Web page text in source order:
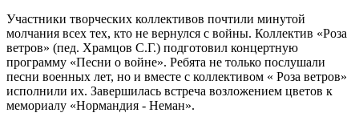
Участники творческих коллективов почтили минутой
молчания всех тех, кто не вернулся с войны. Коллектив «Роза
ветров» (пед. Храмцов С.Г.) подготовил концертную
программу «Песни о войне». Ребята не только послушали
песни военных лет, но и вместе с коллективом « Роза ветров»
исполнили их. Завершилась встреча возложением цветов к
мемориалу «Нормандия - Неман».